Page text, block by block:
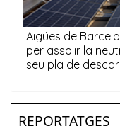
REPORTATGES